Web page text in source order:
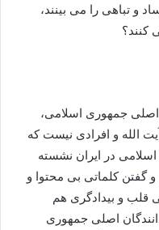
و تباهی را می بینند،
کنند؟
اصلی جمهوری اسلامی،
الله و افرادی نیست که
در ایران نشسته
گفتن کلماتی بی محتوا و
قلب و بیدادگری هم
اصلی جمهوری